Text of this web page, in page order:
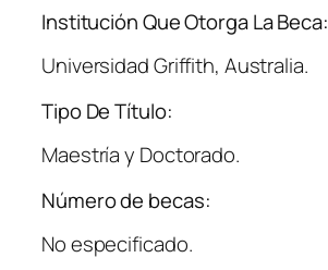
Institución Que Otorga La Beca:
Universidad Griffith, Australia.
Tipo De Título:
Maestría y Doctorado.
Número de becas:
No especificado.